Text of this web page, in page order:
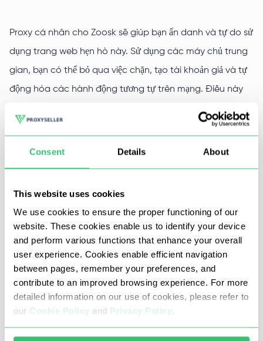
Consent Details About
This website uses cookies
We use cookies to ensure the proper functioning of our
website. These cookies enable us to identify your device
and perform various functions that enhance your overall
user experience. Cookies enable efficient navigation
between pages, remember your preferences, and
contribute to an improved browsing experience. For more
detailed information on our use of cookies, please refer to
our Cookie Policy and Privacy Policy.
Proxy cá nhân cho Zoosk sẽ giúp bạn ẩn danh và tự do sử
dụng trang web hẹn hò này. Sử dụng các máy chủ trung
gian, bạn có thể bỏ qua việc chặn, tạo tài khoản giả và tự
động hóa các hành động tương tự trên mạng. Điều này
web Zoosk mà không bị hạn chế, đơn giản hóa và tăng
tốc nhiều quy trình trực tuyến.
proxy riêng lẻ. Nếu cần, hãy nhờ các chuyên gia có kinh
nghiệm của công ty chúng tôi trợ giúp trong việc chọn
proxy cho Zoosk. Bạn có thể liên hệ với họ bằng cách sử
dụng các liên hệ trên trang web hoặc qua trò chuyện trực
tuyến. Họ sẽ chọn những proxy tốt nhất cho trang web
hẹn hò , những trang web này sẽ hoạt động không gián
đoạn và không bị hạn chế về lưu lượng truy cập.